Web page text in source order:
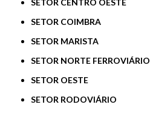
SETOR CENTRO OESTE
SETOR COIMBRA
SETOR MARISTA
SETOR NORTE FERROVIÁRIO
SETOR OESTE
SETOR RODOVIÁRIO